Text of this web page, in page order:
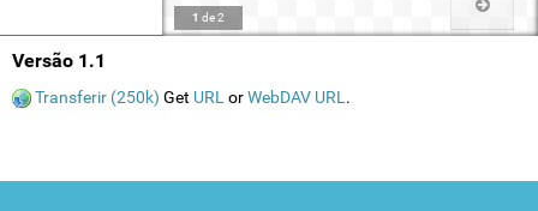
1 de2
Versão 1.1
Transferir (250k) Get URL orWebDAV URL .